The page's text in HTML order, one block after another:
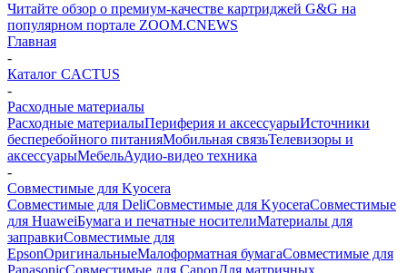
Читайте обзор о премиум-качестве картриджей G&G на
популярном портале ZOOM.CNEWS
Главная
-
Каталог CACTUS
-
Расходные материалы
Расходные материалыПериферия и аксессуарыИсточники
бесперебойного питанияМобильная связьТелевизоры и
аксессуарыМебельАудио-видео техника
-
Совместимые для Kyocera
Совместимые для DeliСовместимые для KyoceraСовместимые
для HuaweiБумага и печатные носителиМатериалы для
заправкиСовместимые для
EpsonОригинальныеМалоформатная бумагаСовместимые для
PanasonicСовместимые для CanonДля матричных